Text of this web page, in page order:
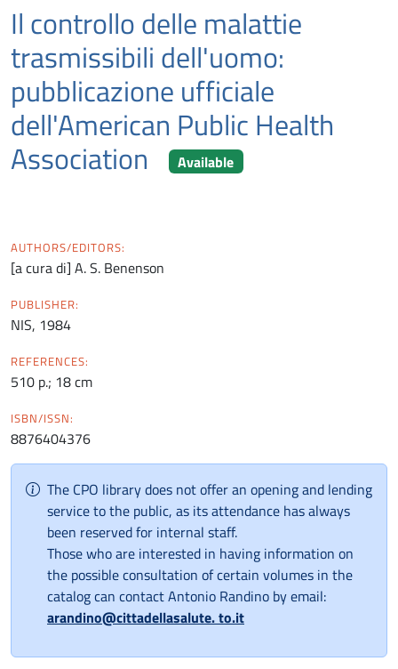
Il controllo delle malattie
trasmissibili dell'uomo:
pubblicazione ufficiale
dell'American Public Health
Association Available
AUTHORS/EDITORS:
[a cura di] A. S. Benenson
PUBLISHER:
NIS, 1984
REFERENCES:
510 p.; 18 cm
ISBN/ISSN:
8876404376
The CPO library does not offer an opening and lending
service to the public, as its attendance has always
been reserved for internal staff.
Those who are interested in having information on
the possible consultation of certain volumes in the
catalog can contact Antonio Randino by email:
arandino@cittadellasalute. to.it